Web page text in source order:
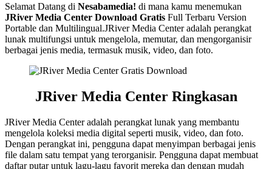
Selamat Datang di Nesabamedia! di mana kamu menemukan
JRiver Media Center Download Gratis Full Terbaru Version
Portable dan Multilingual.JRiver Media Center adalah perangkat
lunak multifungsi untuk mengelola, memutar, dan mengorganisir
berbagai jenis media, termasuk musik, video, dan foto.
JRiver Media Center Ringkasan
JRiver Media Center adalah perangkat lunak yang membantu
mengelola koleksi media digital seperti musik, video, dan foto.
Dengan perangkat ini, pengguna dapat menyimpan berbagai jenis
file dalam satu tempat yang terorganisir. Pengguna dapat membuat
daftar putar untuk lagu-lagu favorit mereka dan dengan mudah